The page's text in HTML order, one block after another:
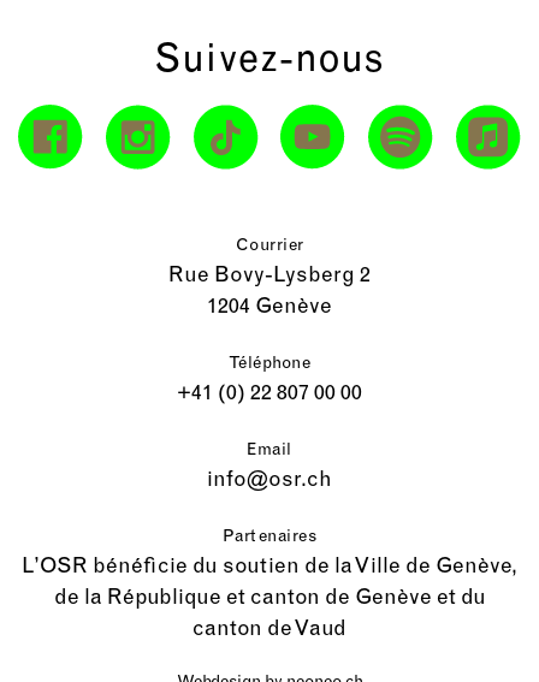
Suivez-nous
Courrier
Rue Bovy-Lysberg 2
1204 Genève
Téléphone
+41 (0) 22 807 00 00
Email
info@osr.ch
Partenaires
L’OSR bénéficie du soutien de la Ville de Genève,
de la République et canton de Genève et du
canton de Vaud